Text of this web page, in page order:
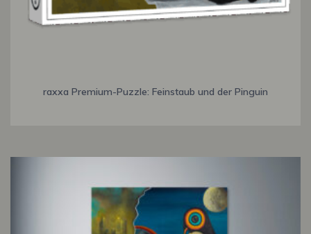
raxxa Premium-Puzzle: Feinstaub und der Pinguin